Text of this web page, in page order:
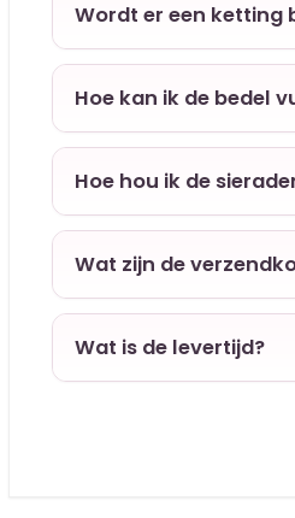
Wordt er een ketting
Hoe kan ik de bedel
Hoe hou ik de
Wat zijn de
Wat is de levertijd?